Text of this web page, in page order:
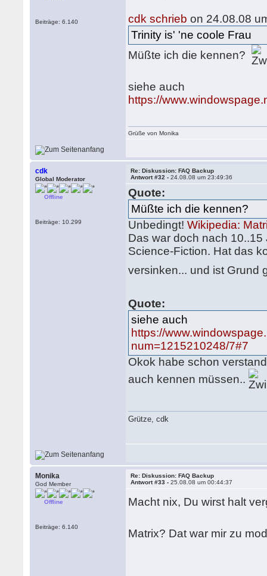
Beiträge: 6.140 cdk schrieb on 24.08.08
Trinity is' 'ne coole Frau
Müßte ich die kennen?
siehe auch
https://
Grüße von Monika
cdk
Global Moderator
Offline
Beiträge: 10.299
Re: Diskussion: FAQ Backup
Antwort #32 -24.08.08 um 23:49:36
Quote:
Müßte ich die kennen?
Unbedingt!Wikipedia:
Das war doch nach
Science-Fiction. Hat das
versinken... und ist Grund
Quote:
siehe auch
https://
num=1215210248/7#7
Okok habe schon
auch kennen müssen..
Grütze, cdk
Monika
God Member
Offline
Beiträge: 6.140
Re: Diskussion: FAQ Backup
Antwort #33 -25.08.08 um 00:44:37
Macht nix, Du wirst halt
Matrix? Dat war mir zu